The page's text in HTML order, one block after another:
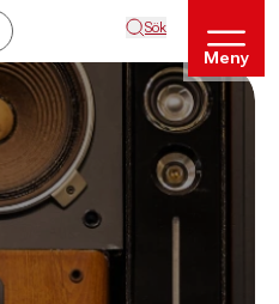
Sök
Meny